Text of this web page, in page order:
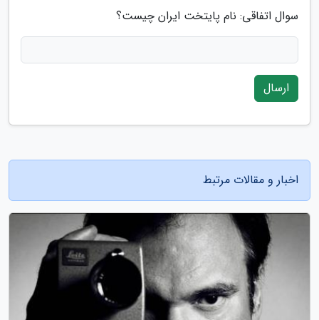
سوال اتفاقی: نام پایتخت ایران چیست؟
ارسال
اخبار و مقالات مرتبط